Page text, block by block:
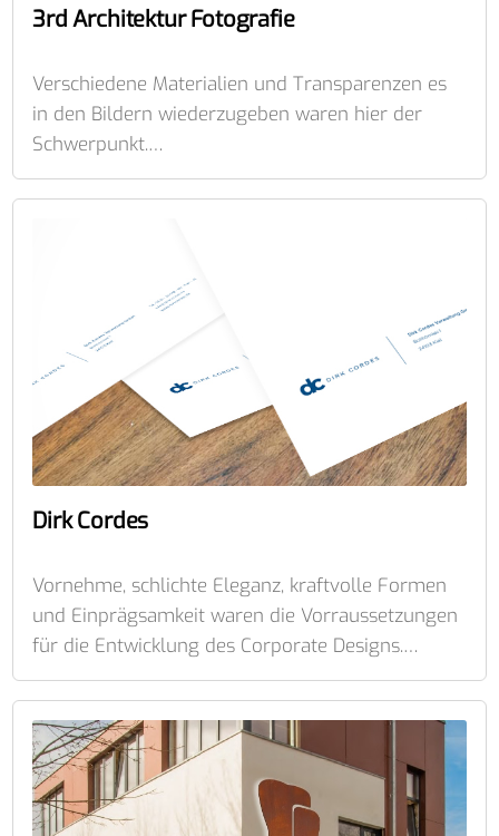
3rd Architektur Fotografie
Verschiedene Materialien und Transparenzen es
in den Bildern wiederzugeben waren hier der
Schwerpunkt.…
Dirk Cordes
Vornehme, schlichte Eleganz, kraftvolle Formen
und Einprägsamkeit waren die Vorraussetzungen
für die Entwicklung des Corporate Designs.…